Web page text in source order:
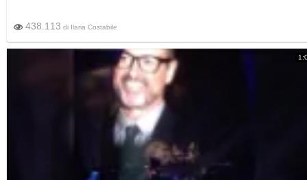
438.113 di Ilaria Costabile